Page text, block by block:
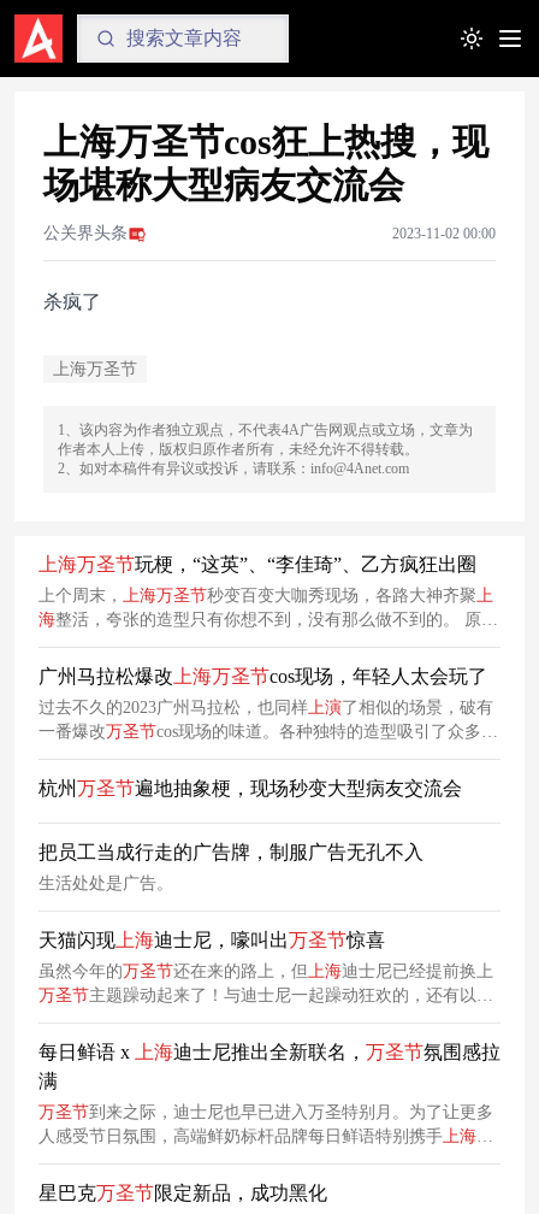
Toggle
上海万圣节cos狂上热搜，现
场堪称大型病友交流会
公关界头条 2023-11-02 00:00
杀疯了
上海万圣节
1、该内容为作者独立观点，不代表4A广告网观点或立场，文章为
作者本人上传，版权归原作者所有，未经允许不得转载。
2、如对本稿件有异议或投诉，请联系：info@4Anet.com
上海万圣节玩梗，“这英”、“李佳琦”、乙方疯狂出圈
上个周末， 上海万圣节秒变百变大咖秀现场，各路大神齐聚上
海整活，夸张的造型只有你想不到，没有那么做不到的。 原本
是经典形象的cos，如今，却变成了一场玩梗秀。也因此，上海
万圣节凭借着各类造型出圈了。
广州马拉松爆改 上海万圣节cos现场，年轻人太会玩了
过去不久的2023广州马拉松，也同样上演了相似的场景，破有
一番爆改万圣节cos现场的味道。各种独特的造型吸引了众多观
众的眼球，成为了一道道亮丽的风景线。
杭州万圣节遍地抽象梗，现场秒变大型病友交流会
把员工当成行走的广告牌，制服广告无孔不入
生活处处是广告。
天猫闪现 上海迪士尼，嚎叫出万圣节惊喜
虽然今年的万圣节还在来的路上，但上海迪士尼已经提前换上
万圣节主题躁动起来了！与迪士尼一起躁动狂欢的，还有以快
闪形式空降迪士尼小镇的天猫小黑盒，一起来看看这场万圣节
快闪有什么新鲜玩法吧~
每日鲜语 x 上海迪士尼推出全新联名， 万圣节氛围感拉
满
万圣节到来之际，迪士尼也早已进入万圣特别月。为了让更多
人感受节日氛围，高端鲜奶标杆品牌每日鲜语特别携手上海迪
士尼度假区，推出“万圣夜光瓶”。
星巴克万圣节限定新品，成功黑化